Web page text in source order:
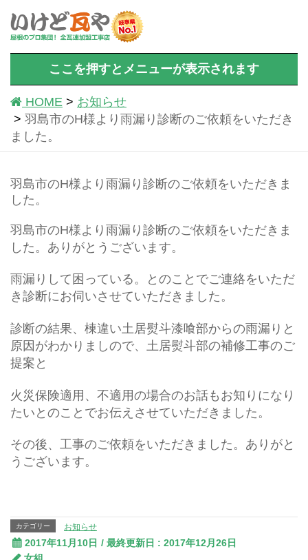
ここを押すとメニューが表示されます
HOME
お知らせ
羽島市のH様より雨漏り診断のご依頼をいただき
ました。
羽島市のH様より雨漏り診断のご依頼をいただきま
した。
羽島市のH様より雨漏り診断のご依頼をいただきま
した。ありがとうございます。
雨漏りして困っている。とのことでご連絡をいただ
き診断にお伺いさせていただきました。
診断の結果、棟違い土居熨斗漆喰部からの雨漏りと
原因がわかりましので、土居熨斗部の補修工事のご
提案と
火災保険適用、不適用の場合のお話もお知りになり
たいとのことでお伝えさせていただきました。
その後、工事のご依頼をいただきました。ありがと
うございます。
カテゴリー お知らせ
2017年11月10日 / 最終更新日 : 2017年12月26日